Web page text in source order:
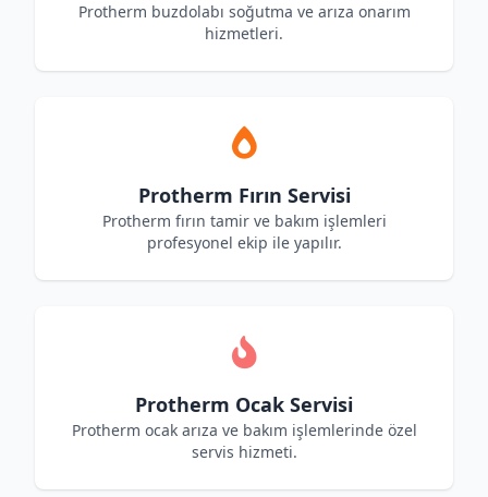
Protherm buzdolabı soğutma ve arıza onarım
hizmetleri.
Protherm Fırın Servisi
Protherm fırın tamir ve bakım işlemleri
profesyonel ekip ile yapılır.
Protherm Ocak Servisi
Protherm ocak arıza ve bakım işlemlerinde özel
servis hizmeti.